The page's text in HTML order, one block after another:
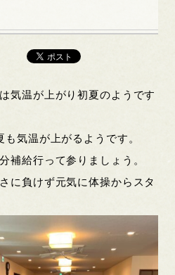
気温が上がり初夏のようです
気温が上がるようです。
補給行って参りましょう。
に負けず元気に体操からスタ